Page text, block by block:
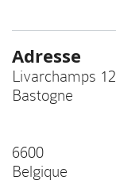
Adresse
Livarchamps 12
Bastogne
6600
Belgique